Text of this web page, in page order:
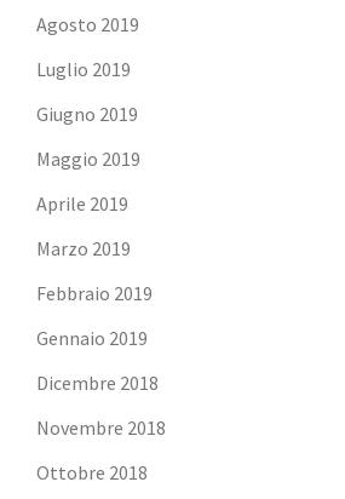
Agosto 2019
Luglio 2019
Giugno 2019
Maggio 2019
Aprile 2019
Marzo 2019
Febbraio 2019
Gennaio 2019
Dicembre 2018
Novembre 2018
Ottobre 2018